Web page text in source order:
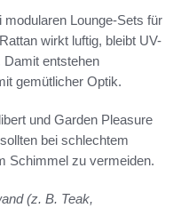
modularen Lounge-Sets für
wirkt luftig, bleibt UV-
Damit entstehen
gemütlicher Optik.
und Garden Pleasure
bei schlechtem
Schimmel zu vermeiden.
(z. B. Teak,